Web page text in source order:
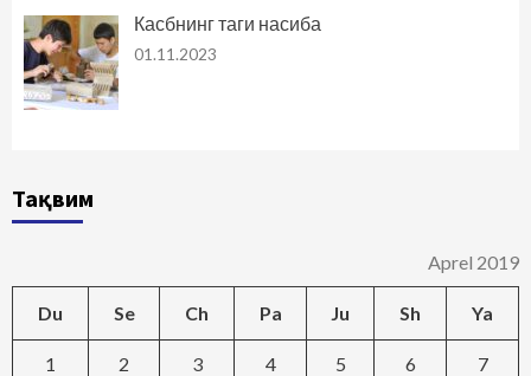
Касбнинг таги насиба
01.11.2023
Тақвим
Aprel 2019
Du Se Ch Pa Ju Sh Ya
1 2 3 4 5 6 7